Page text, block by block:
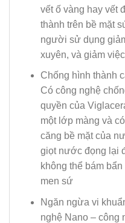
vết ố vàng hay vết
thành trên bề mặt
người sử dụng
xuyên, và giảm
Chống hình thành
Có công nghệ
quyền của
một lớp màng và
căng bề mặt của
giọt nước đọng lại
không thể bám
men sứ
Ngăn ngừa vi
nghệ Nano – công